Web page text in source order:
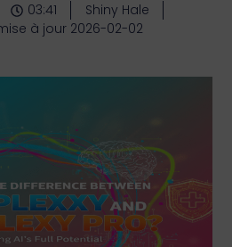
03:41
Shiny Hale
à jour 2026-02-02